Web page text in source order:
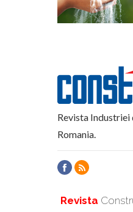
Revista
Romania.
Revista